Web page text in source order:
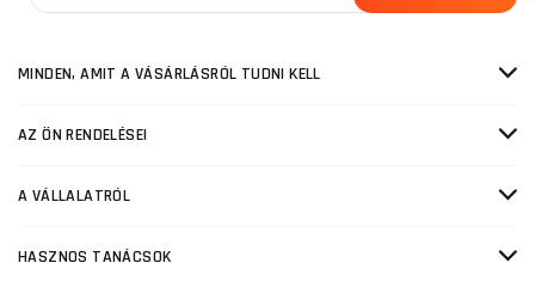
MINDEN, AMIT A VÁSÁRLÁSRÓL TUDNI KELL
AZ ÖN RENDELÉSEI
A VÁLLALATRÓL
HASZNOS TANÁCSOK